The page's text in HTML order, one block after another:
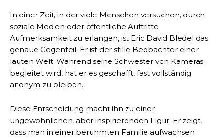
In einer Zeit, in der viele Menschen versuchen, durch
soziale Medien oder öffentliche Auftritte
Aufmerksamkeit zu erlangen, ist Eric David Bledel das
genaue Gegenteil. Er ist der stille Beobachter einer
lauten Welt. Während seine Schwester von Kameras
begleitet wird, hat er es geschafft, fast vollständig
anonym zu bleiben.
Diese Entscheidung macht ihn zu einer
ungewöhnlichen, aber inspirierenden Figur. Er zeigt,
dass man in einer berühmten Familie aufwachsen